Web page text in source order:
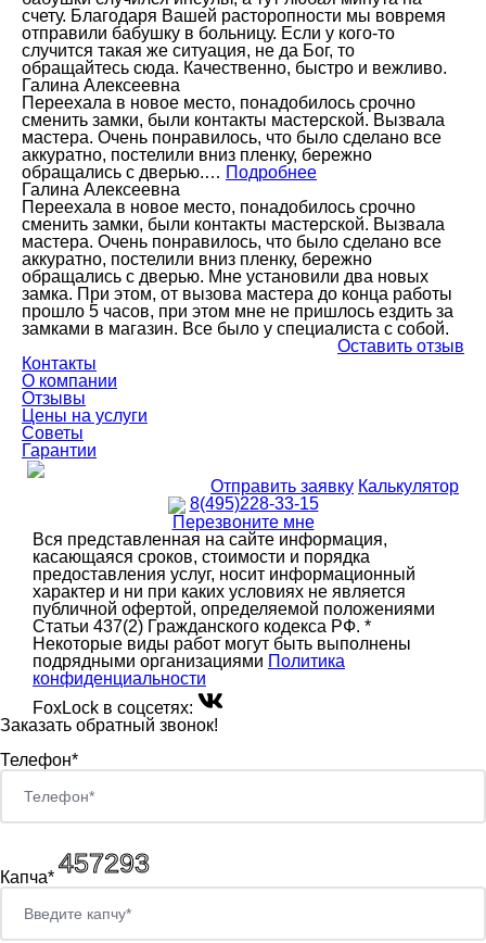
счету. Благодаря Вашей расторопности мы вовремя
отправили бабушку в больницу. Если у кого-то
случится такая же ситуация, не да Бог, то
обращайтесь сюда. Качественно, быстро и вежливо.
Галина Алексеевна
Переехала в новое место, понадобилось срочно
сменить замки, были контакты мастерской. Вызвала
мастера. Очень понравилось, что было сделано все
аккуратно, постелили вниз пленку, бережно
обращались с дверью.… Подробнее
Галина Алексеевна
Переехала в новое место, понадобилось срочно
сменить замки, были контакты мастерской. Вызвала
мастера. Очень понравилось, что было сделано все
аккуратно, постелили вниз пленку, бережно
обращались с дверью. Мне установили два новых
замка. При этом, от вызова мастера до конца работы
прошло 5 часов, при этом мне не пришлось ездить за
замками в магазин. Все было у специалиста с собой.
Оставить отзыв
Контакты
О компании
Отзывы
Цены на услуги
Советы
Гарантии
Отправить заявку Калькулятор
8(495)228-33-15
Перезвоните мне
Вся представленная на сайте информация,
касающаяся сроков, стоимости и порядка
предоставления услуг, носит информационный
характер и ни при каких условиях не является
публичной офертой, определяемой положениями
Статьи 437(2) Гражданского кодекса РФ. *
Некоторые виды работ могут быть выполнены
подрядными организациями Политика
конфиденциальности
FoxLock в соцсетях:
Заказать обратный звонок!
Телефон*
Капча*